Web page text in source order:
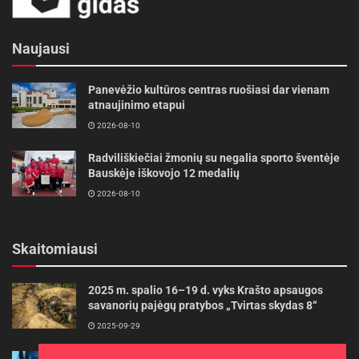
Naujausi
Panevėžio kultūros centras ruošiasi dar vienam
atnaujinimo etapui
2026-08-10
Radviliškiečiai žmonių su negalia sporto šventėje
Bauskėje iškovojo 12 medalių
2026-08-10
Skaitomiausi
2025 m. spalio 16–19 d. vyks Krašto apsaugos
savanorių pajėgų pratybos „Tvirtas skydas 8“
2025-09-29